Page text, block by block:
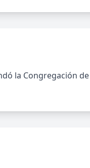
la Congregación